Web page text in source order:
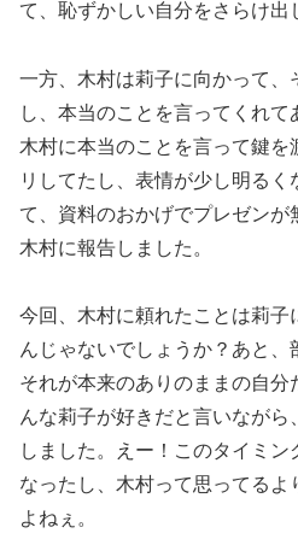
て、恥ずかしい自分をさらけ出
一方、木村は莉子に向かって、
し、本当のことを言ってくれて
木村に本当のことを言って鍵を
リしてたし、表情が少し明るく
て、資料のおかげでプレゼン
木村に報告しました。
今回、木村に頼れたことは莉子
んじゃないでしょうか？あと
それが本来のありのままの自
んな莉子が好きだと言いなが
しました。えー！このタイミ
なったし、木村って思ってる
よねぇ。